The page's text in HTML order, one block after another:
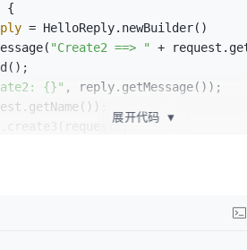
{
= HelloReply.newBuilder()
.setMessage(
"Create2 ==> "
+
{}" , reply.getMessage());
展开代码 ▼